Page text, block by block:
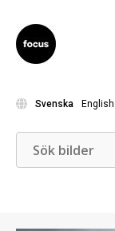
Svenska English